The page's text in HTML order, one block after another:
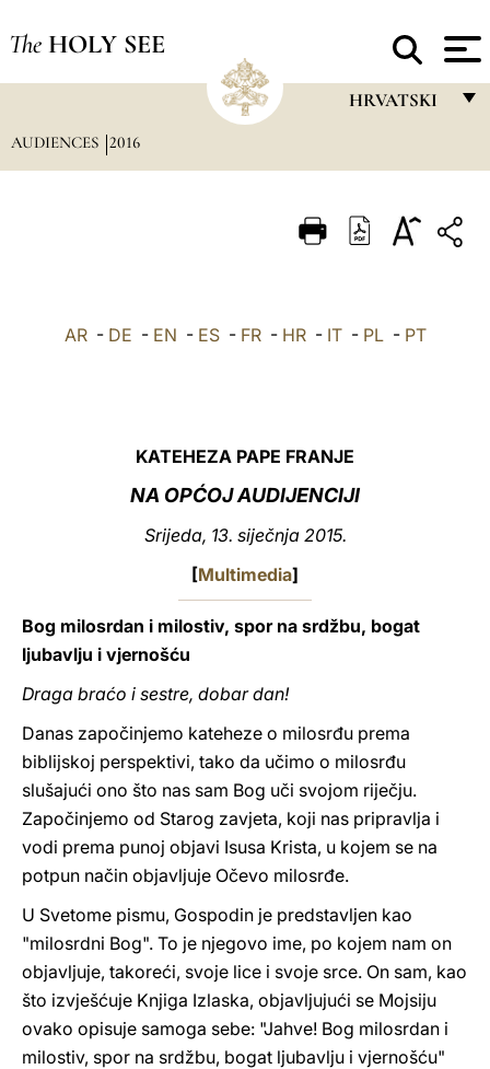
The HOLY SEE
HRVATSKI
ITALIANO
中文
AUDIENCES 2016
AR- DE - EN - ES- FR- HR- IT- PL- PT
KATEHEZA PAPE FRANJE
NA OPĆOJ AUDIJENCIJI
Srijeda, 13. siječnja 2015.
[Multimedia]
Bog milosrdan i milostiv, spor na srdžbu, bogat
ljubavlju i vjernošću
Draga braćo i sestre, dobar dan!
Danas započinjemo kateheze o milosrđu prema
biblijskoj perspektivi, tako da učimo o milosrđu
slušajući ono što nas sam Bog uči svojom riječju.
Započinjemo od Starog zavjeta, koji nas pripravlja i
vodi prema punoj objavi Isusa Krista, u kojem se na
potpun način objavljuje Očevo milosrđe.
U Svetome pismu, Gospodin je predstavljen kao
"milosrdni Bog". To je njegovo ime, po kojem nam on
objavljuje, takoreći, svoje lice i svoje srce. On sam, kao
što izvješćuje Knjiga Izlaska, objavljujući se Mojsiju
ovako opisuje samoga sebe: "Jahve! Bog milosrdan i
milostiv, spor na srdžbu, bogat ljubavlju i vjernošću"